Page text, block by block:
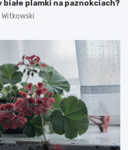
białe plamki na paznokciach?